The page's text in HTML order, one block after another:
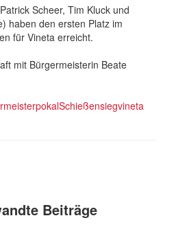
Scheer, Tim Kluck und
haben den ersten Platz im
für Vineta erreicht.
mit Bürgermeisterin Beate
pokalSchießensiegvineta
Beiträge